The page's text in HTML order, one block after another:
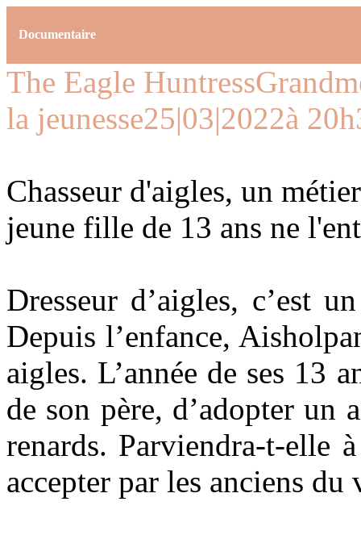
Documentaire
The Eagle Huntress
la jeunesse25|03|2022à
Chasseur d'aigles, un
jeune fille de 13 ans ne
Dresseur d’aigles, c’est
Depuis l’enfance,
aigles. L’année de ses 13
de son père, d’adopter un
renards. Parviendra-t-elle
accepter par les anciens du